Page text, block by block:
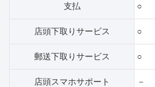
支払 ○
店頭下取りサービス ○
郵送下取りサービス ○
店頭スマホサポート －